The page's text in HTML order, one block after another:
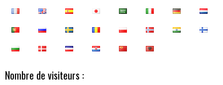
Nombre de visiteurs :